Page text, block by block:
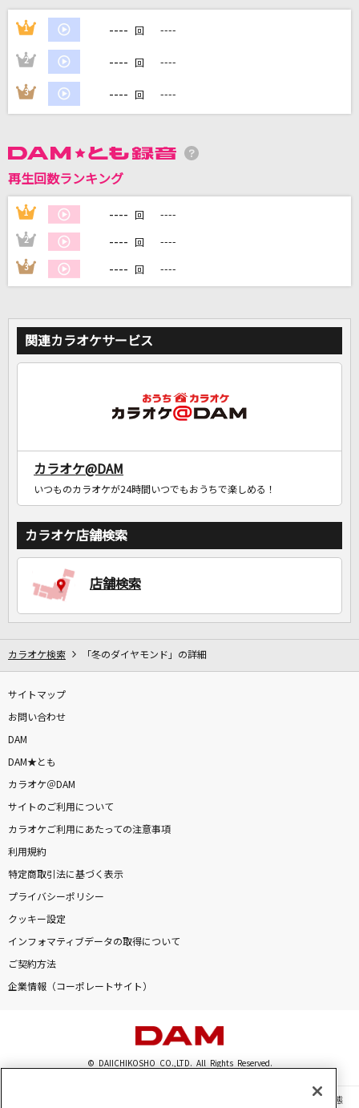
カラオケをもっと楽しもう！
自宅でカラオケ歌い放題！
1 ---- 回 ----
2 ---- 回 ----
3 ---- 回 ----
再生回数ランキング
1 ---- 回 ----
2 ---- 回 ----
3 ---- 回 ----
関連カラオケサービス
カラオケ@DAM
いつものカラオケが24時間いつでもおうちで楽しめる！
カラオケ店舗検索
店舗検索
カラオケ検索 「冬のダイヤモンド」の詳細
サイトマップ
お問い合わせ
DAM
DAM★とも
カラオケ＠DAM
サイトのご利用について
カラオケご利用にあたっての注意事項
利用規約
特定商取引法に基づく表示
プライバシーポリシー
クッキー設定
インフォマティブデータの取得について
ご契約方法
企業情報（コーポレートサイト）
© DAIICHIKOSHO CO.,LTD. All Rights Reserved.
このサイトに掲載されている一切の文章・画像・写真・動画・音声等を、手段や形態